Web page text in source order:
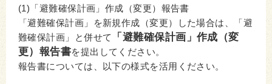
(1)「避難確保計画」作成（変更）報告書
「避難確保計画」を新規作成（変更）した場合は、「避
難確保計画」と併せて
「避難確保計画」作成（変
更）報告書を提出してください。
報告書については、以下の様式を活用ください。